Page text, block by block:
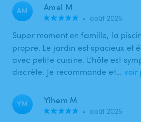
AM Amel M
• août 2025
Super moment en famille, la
propre. Le jardin est spacieux et
avec petite cuisine. L’hôte est
discrète. Je recommande et… voir
YM Ylhem M
• août 2025